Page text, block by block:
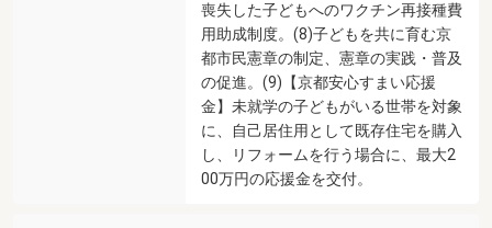
喪失した子どもへのワクチン再接種費
用助成制度。(8)子どもを共に育む京
都市民憲章の制定、憲章の実践・普及
の促進。(9)【京都安心すまい応援
金】未就学の子どもがいる世帯を対象
に、自己居住用として既存住宅を購入
し、リフォームを行う場合に、最大2
00万円の応援金を交付。